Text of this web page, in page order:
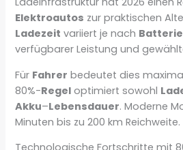
Elektroautos zur praktischen
Ladezeit variiert je nach
verfügbarer Leistung und
Für Fahrer bedeutet dies
80%-Regel optimiert sowohl
Akku–Lebensdauer. Moderne
Minuten bis zu 200 km Reichweite.